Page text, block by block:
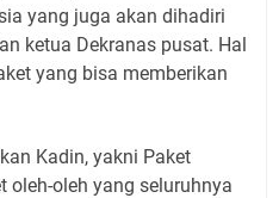
yang juga akan dihadiri
ketua Dekranas pusat. Hal
yang bisa memberikan
Kadin, yakni Paket
oleh-oleh yang seluruhnya